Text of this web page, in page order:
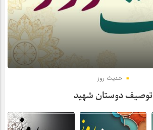
حدیث روز
توصیف دوستان شهید